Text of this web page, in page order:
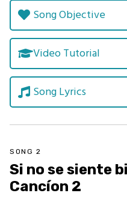
Song Objective
Video Tutorial
Song Lyrics
SONG 2
Si no se siente
Cancíon 2